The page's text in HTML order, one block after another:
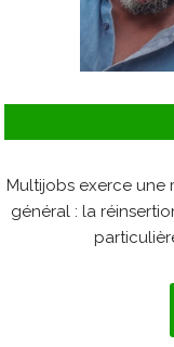
Multijobs exerce une
général : la